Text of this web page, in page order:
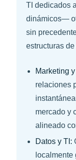
TI dedicados
dinámicos—
sin
estructuras de
Marketing
relaciones
mercado y
alineado
Datos y TI: